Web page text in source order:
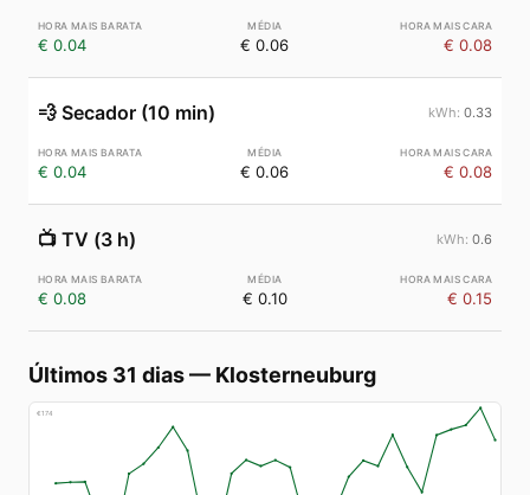
€ 0.04 € 0.06 € 0.08
💨 Secador (10 min) 0.33
€ 0.04 € 0.06 € 0.08
📺 TV (3 h) 0.6
€ 0.08 € 0.10 € 0.15
Últimos 31 dias— Klosterneuburg
€174